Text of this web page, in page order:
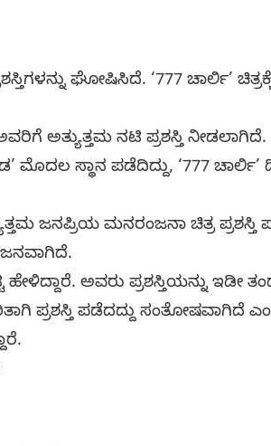
ಘೋಷಿಸಿದೆ. ‘777 ಚಾರ್ಲಿ’
ಅತ್ಯುತ್ತಮ ನಟಿ ಪ್ರಶಸ್ತಿ ನೀಡಲಾಗಿದೆ.
ಮೊದಲ ಸ್ಥಾನ ಪಡೆದಿದ್ದು, ‘777 ಚಾರ್ಲಿ’
ಜನಪ್ರಿಯ ಮನರಂಜನಾ ಚಿತ್ರ ಪ್ರಶಸ್ತಿ
ಅವರು ಪ್ರಶಸ್ತಿಯನ್ನು ಇಡೀ
ಪ್ರಶಸ್ತಿ ಪಡೆದದ್ದು ಸಂತೋಷವಾಗಿದೆ